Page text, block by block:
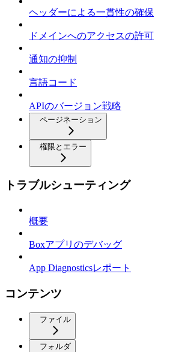
ヘッダーによる一貫性の確保
ドメインへのアクセスの許可
通知の抑制
言語コード
APIのバージョン戦略
ページネーション
権限とエラー
トラブルシューティング
概要
Boxアプリのデバッグ
App Diagnosticsレポート
コンテンツ
ファイル
フォルダ